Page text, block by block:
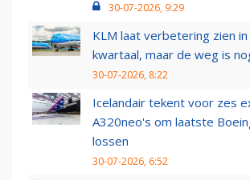
30-07-2026, 9:29
KLM laat verbetering zien
kwartaal, maar de weg is
30-07-2026, 8:22
Icelandair tekent voor zes
A320neo's om laatste
lossen
30-07-2026, 6:52